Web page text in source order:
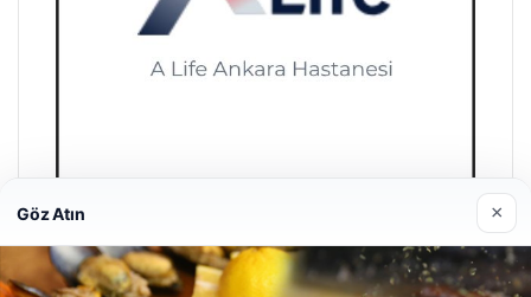
A Life Ankara Hastanesi
27/03/2026
Göz Atın ×